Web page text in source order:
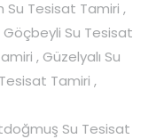
Su Tesisat Tamiri ,
Su Tesisat
, Güzelyalı Su
Tamiri ,
Su Tesisat